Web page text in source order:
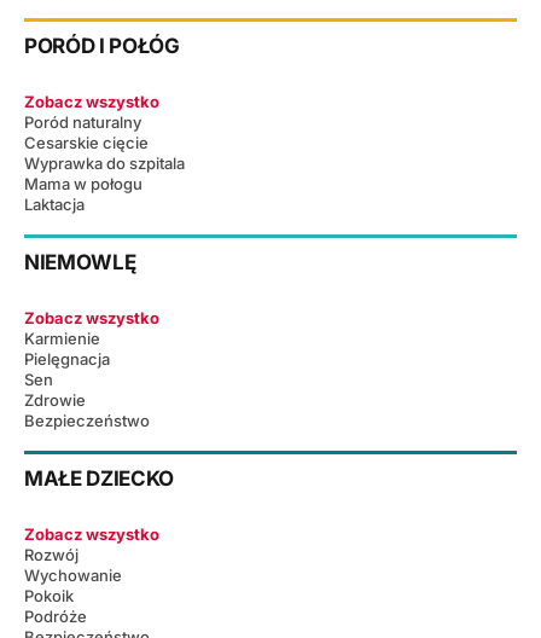
PORÓD I POŁÓG
Zobacz wszystko
Poród naturalny
Cesarskie cięcie
Wyprawka do szpitala
Mama w połogu
Laktacja
NIEMOWLĘ
Zobacz wszystko
Karmienie
Pielęgnacja
Sen
Zdrowie
Bezpieczeństwo
MAŁE DZIECKO
Zobacz wszystko
Rozwój
Wychowanie
Pokoik
Podróże